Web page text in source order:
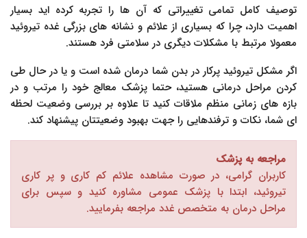
توصیف کامل تمامی تغییراتی که آن ها را تجربه کرده اید بسیار
اهمیت دارد، چرا که بسیاری از علائم و نشانه های بزرگی غده تیروئید
معمولا مرتبط با مشکلات دیگری در سلامتی فرد هستند.
اگر مشکل تیروئید پرکار در بدن شما درمان شده است و یا در حال طی
کردن مراحل درمانی هستید، حتما پزشک معالج خود را مرتب و در
بازه های زمانی منظم ملاقات کنید تا علاوه بر بررسی وضعیت لحظه
ای شما، نکات و ترفندهایی را جهت بهبود وضعیتتان پیشنهاد کند.
مراجعه به پزشک
کاربران گرامی، در صورت مشاهده علائم کم کاری و پر کاری
تیروئید، ابتدا با پزشک عمومی مشاوره کنید و سپس برای
مراحل درمان به متخصص غدد مراجعه بفرمایید.